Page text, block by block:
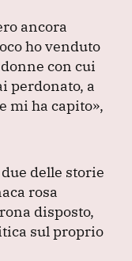
ancora
ho venduto
con cui
perdonato, a
mi ha capito»,
delle storie
rosa
disposto,
sul proprio